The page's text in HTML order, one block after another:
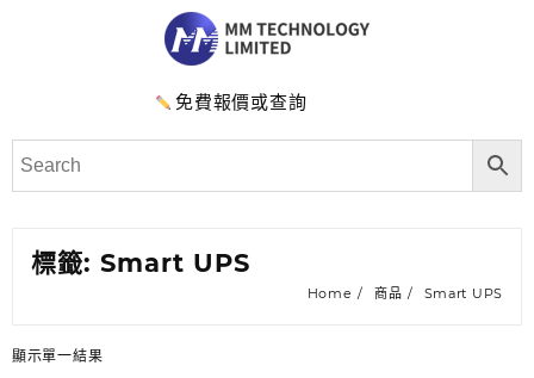
免費報價或查詢
標籤: Smart UPS
Home 商品 Smart UPS
顯示單一結果